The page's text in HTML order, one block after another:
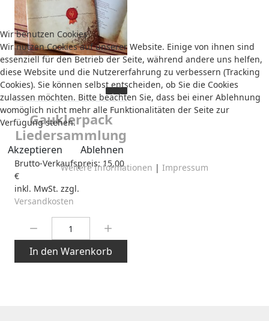
Gauklerpack
Liedersammlung
Brutto-Verkaufspreis:15,00
€
inkl. MwSt. zzgl.
Versandkosten
In den Warenkorb
Wir benutzen Cookies
Wir nutzen Cookies auf unserer Website. Einige von ihnen sind
essenziell für den Betrieb der Seite, während andere uns helfen,
diese Website und die Nutzererfahrung zu verbessern (Tracking
Cookies). Sie können selbst entscheiden, ob Sie die Cookies
zulassen möchten. Bitte beachten Sie, dass bei einer Ablehnung
womöglich nicht mehr alle Funktionalitäten der Seite zur
Verfügung stehen.
Akzeptieren Ablehnen
Weitere Informationen | Impressum